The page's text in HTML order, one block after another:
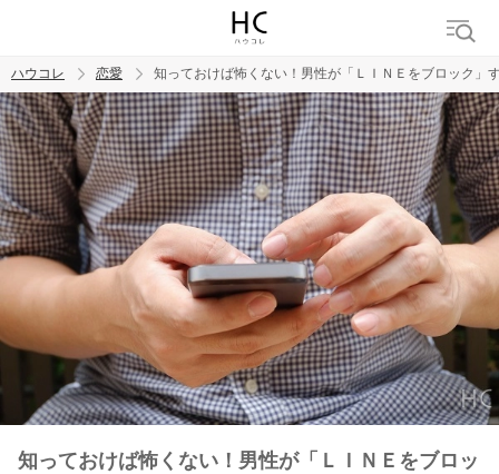
トレンド ワード
恋愛
ハウコレ 恋愛 知っておけば怖くない！男性が「ＬＩＮＥをブロック」
知っておけば怖くない！男性が「ＬＩＮＥをブロッ